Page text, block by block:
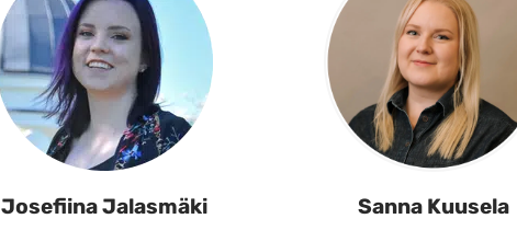
Josefiina Jalasmäki Sanna Kuusela